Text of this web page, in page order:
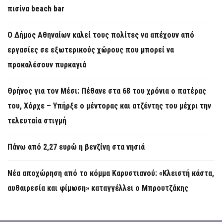
πισίνα beach bar
Ο Δήμος Αθηναίων καλεί τους πολίτες να απέχουν από
εργασίες σε εξωτερικούς χώρους που μπορεί να
προκαλέσουν πυρκαγιά
Θρήνος για τον Μέσι: Πέθανε στα 68 του χρόνια ο πατέρας
του, Χόρχε – Υπήρξε ο μέντορας και ατζέντης του μέχρι την
τελευταία στιγμή
Πάνω από 2,27 ευρώ η βενζίνη στα νησιά
Νέα αποχώρηση από το κόμμα Καρυστιανού: «Κλειστή κάστα,
αυθαιρεσία και φίμωση» καταγγέλλει ο Μπρουτζάκης